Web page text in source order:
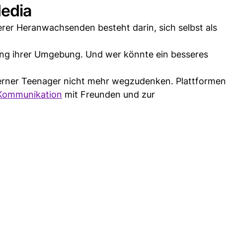
Heranwachsenden besteht darin, sich selbst als
ihrer Umgebung. Und wer könnte ein besseres
Teenager nicht mehr wegzudenken. Plattformen
mit Freunden und zur